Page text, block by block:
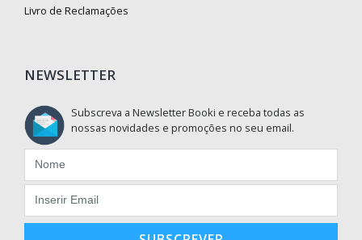
Livro de Reclamações
NEWSLETTER
Subscreva a Newsletter Booki e receba todas as
nossas novidades e promoções no seu email.